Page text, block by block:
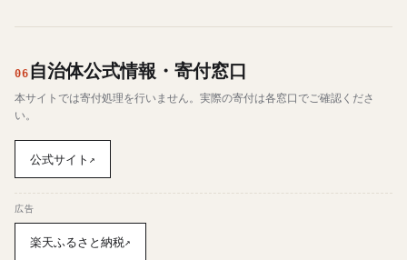
06 自治体公式情報・寄付窓口
本サイトでは寄付処理を行いません。実際の寄付は各窓口でご確認くださ
い。
公式サイト ↗
広告
楽天ふるさと納税↗